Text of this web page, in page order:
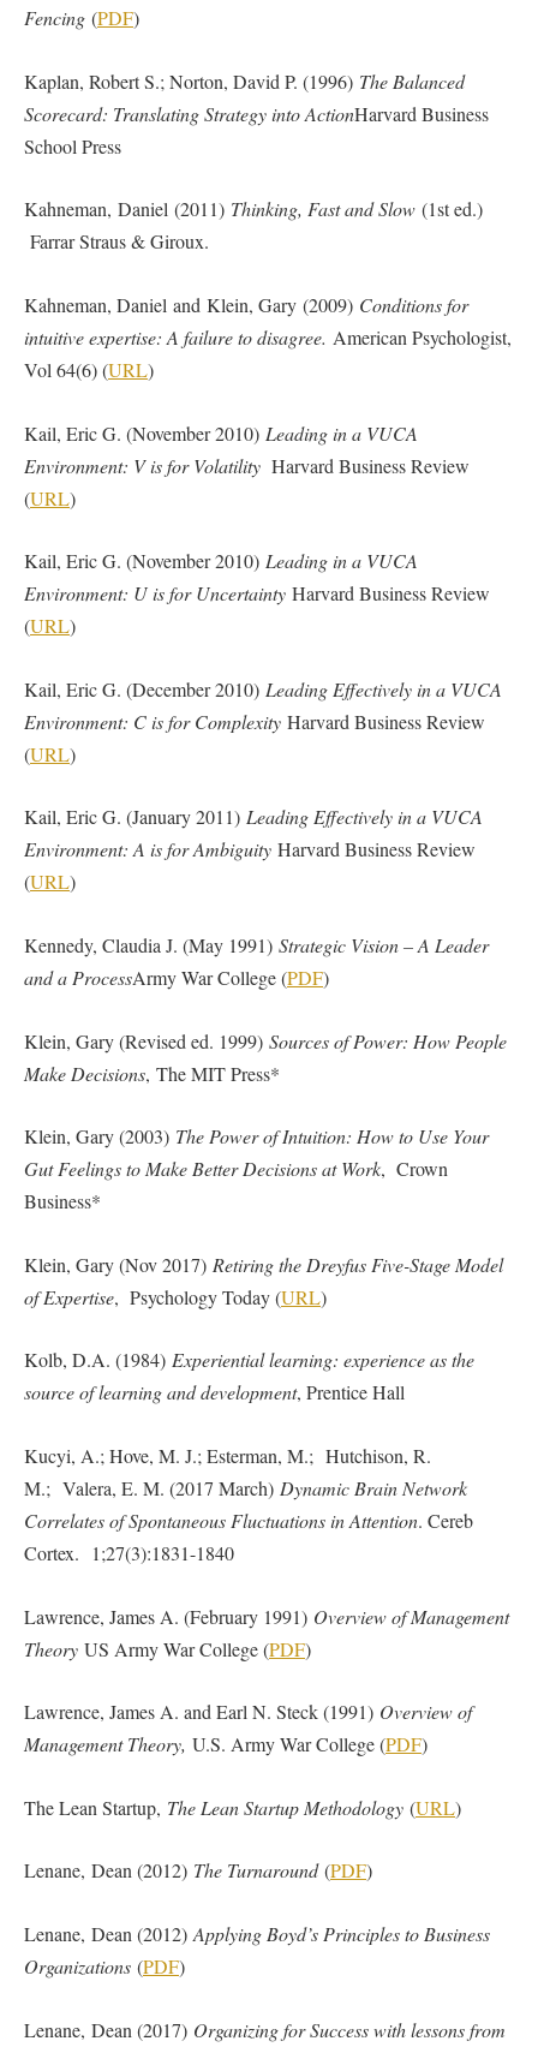
Fencing (PDF)
Kaplan, Robert S.; Norton, David P. (1996) The Balanced
Scorecard: Translating Strategy into ActionHarvard Business
School Press
Kahneman, Daniel (2011) Thinking, Fast and Slow (1st ed.)
Farrar Straus & Giroux.
Kahneman, Daniel and Klein, Gary (2009) Conditions for
intuitive expertise: A failure to disagree. American Psychologist,
Vol 64(6) (URL)
Kail, Eric G. (November 2010) Leading in a VUCA
Environment: V is for Volatility Harvard Business Review
(URL)
Kail, Eric G. (November 2010) Leading in a VUCA
Environment: U is for Uncertainty Harvard Business Review
(URL)
Kail, Eric G. (December 2010) Leading Effectively in a VUCA
Environment: C is for Complexity Harvard Business Review
(URL)
Kail, Eric G. (January 2011) Leading Effectively in a VUCA
Environment: A is for Ambiguity Harvard Business Review
(URL)
Kennedy, Claudia J. (May 1991) Strategic Vision – A Leader
and a ProcessArmy War College (PDF)
Klein, Gary (Revised ed. 1999) Sources of Power: How People
Make Decisions, The MIT Press*
Klein, Gary (2003) The Power of Intuition: How to Use Your
Gut Feelings to Make Better Decisions at Work, Crown
Business*
Klein, Gary (Nov 2017) Retiring the Dreyfus Five-Stage Model
of Expertise, Psychology Today (URL)
Kolb, D.A. (1984) Experiential learning: experience as the
source of learning and development, Prentice Hall
Kucyi, A.; Hove, M. J.; Esterman, M.; Hutchison, R.
M.; Valera, E. M. (2017 March) Dynamic Brain Network
Correlates of Spontaneous Fluctuations in Attention. Cereb
Cortex. 1;27(3):1831-1840
Lawrence, James A. (February 1991) Overview of Management
Theory US Army War College (PDF)
Lawrence, James A. and Earl N. Steck (1991) Overview of
Management Theory, U.S. Army War College (PDF)
The Lean Startup, The Lean Startup Methodology (URL)
Lenane, Dean (2012) The Turnaround(PDF)
Lenane, Dean (2012) Applying Boyd’s Principles to Business
Organizations (PDF)
Lenane, Dean (2017) Organizing for Success with lessons from